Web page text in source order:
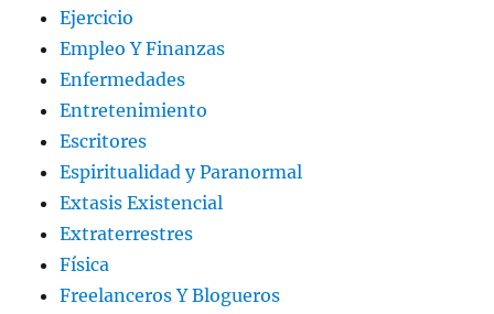
Ejercicio
Empleo Y Finanzas
Enfermedades
Entretenimiento
Escritores
Espiritualidad y Paranormal
Extasis Existencial
Extraterrestres
Física
Freelanceros Y Blogueros